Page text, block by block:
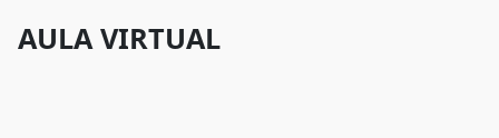
AULA VIRTUAL